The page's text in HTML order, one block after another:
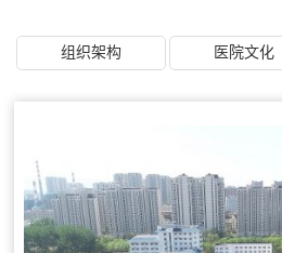
组织架构 医院文化